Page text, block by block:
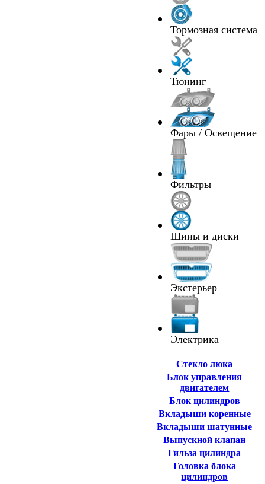
Тормозная система
Тюнинг
Фары / Освещение
Фильтры
Шины и диски
Экстерьер
Электрика
Cтекло люка
Блок управления
двигателем
Блок цилиндров
Вкладыши коренные
Вкладыши шатунные
Выпускной клапан
Гильза цилиндра
Головка блока
цилиндров